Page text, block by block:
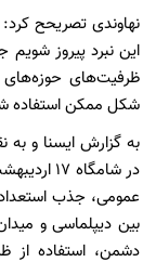
نهاوندی تصریحح
این نبرد پیروز شویم
ظرفیت‌های حوزه‌های
شکل ممکن استفاده
به گزارش ایسنا و
در
عمومی، جذب
بین دیپلماسی و
دشمن، استفاده از